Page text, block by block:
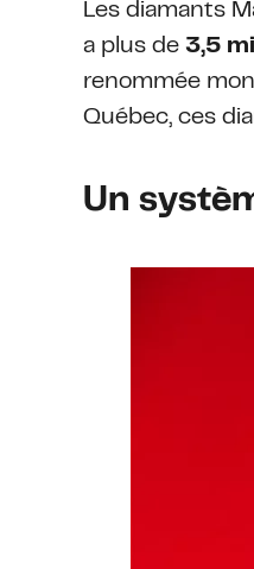
Les diamants
a plus de 3,5
renommée
Québec, ces
Un